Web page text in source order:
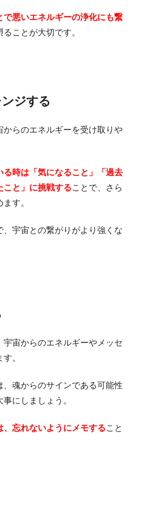
悪いエネルギーの浄化にも繋
ことが大切です。
ジする
らのエネルギーを受け取りや
時は「気になること」「過去
こと」に挑戦することで、さら
す。
宇宙との繋がりがより強くな
宙からのエネルギーやメッセ
。
魂からのサインである可能性
にしましょう。
忘れないようにメモすること